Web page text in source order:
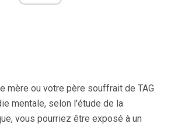
mère ou votre père souffrait de TAG
mentale, selon l'étude de la
vous pourriez être exposé à un